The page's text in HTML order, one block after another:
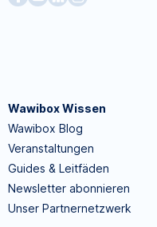
Wawibox Wissen
Wawibox Blog
Veranstaltungen
Guides & Leitfäden
Newsletter abonnieren
Unser Partnernetzwerk